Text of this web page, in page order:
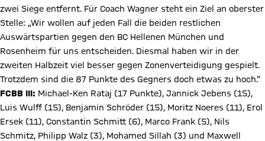
zwei Siege entfernt. Für Coach Wagner steht ein Ziel an oberster
Stelle: „Wir wollen auf jeden Fall die beiden restlichen
Auswärtspartien gegen den BC Hellenen München und
Rosenheim für uns entscheiden. Diesmal haben wir in der
zweiten Halbzeit viel besser gegen Zonenverteidigung gespielt.
Trotzdem sind die 87 Punkte des Gegners doch etwas zu hoch.“
FCBB III: Michael-Ken Rataj (17 Punkte), Jannick Jebens (15),
Luis Wulff (15), Benjamin Schröder (15), Moritz Noeres (11), Erol
Ersek (11), Constantin Schmitt (6), Marco Frank (5), Nils
Schmitz, Philipp Walz (3), Mohamed Sillah (3) und Maxwell